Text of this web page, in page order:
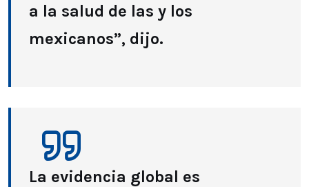
a la salud de las y los
mexicanos”, dijo.
La evidencia global es